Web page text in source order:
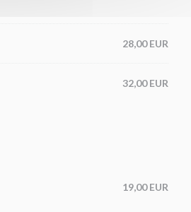
28,00 EUR
32,00 EUR
19,00 EUR